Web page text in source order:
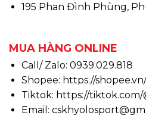
195 Phan Đình Phùng,
MUA HÀNG ONLINE
Call/ Zalo: 0939.029.818
Shopee: https://
Tiktok: https://
Email: